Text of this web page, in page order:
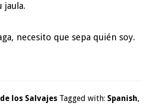
jaula.
necesito que sepa quién soy.
los Salvajes Tagged with: Spanish,